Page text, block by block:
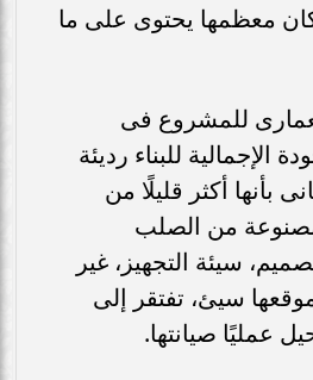
معظمها يحتوى على ما
للمشروع فى
الإجمالية للبناء رديئة
بأنها أكثر قليلًا من
من الصلب
سيئة التجهيز، غير
سيئ، تفتقر إلى
عمليًا صيانتها.